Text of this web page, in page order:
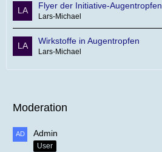
Flyer der Initiative-Augentropfen
Lars-Michael
Wirkstoffe in Augentropfen
Lars-Michael
Moderation
Admin
User